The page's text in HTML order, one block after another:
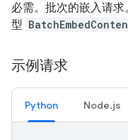
必需。批次的嵌入请
型
示例请求
Python Node.js